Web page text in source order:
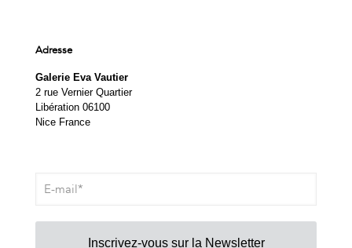
Adresse
Galerie Eva Vautier
2 rue Vernier Quartier
Libération 06100
Nice France
Inscrivez-vous sur la Newsletter